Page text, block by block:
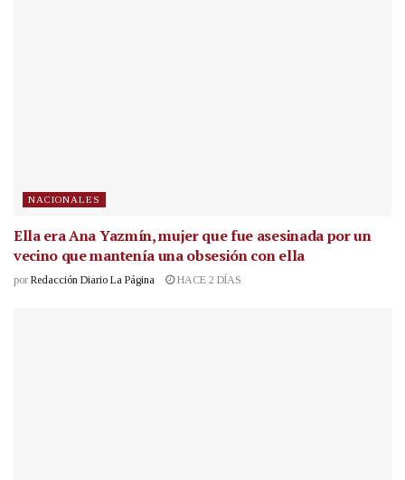
NACIONALES
Ella era Ana Yazmín, mujer que fue asesinada por un
vecino que mantenía una obsesión con ella
por Redacción Diario La Página HACE 2 DÍAS